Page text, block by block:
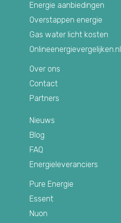
Energie aanbiedingen
Overstappen energie
Gas water licht kosten
Onlineenergievergelijken.nl
Over ons
Contact
Partners
Nieuws
Blog
FAQ
Energieleveranciers
Pure Energie
Essent
Nuon